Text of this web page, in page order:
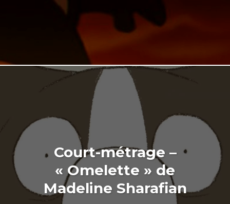
Court-métrage –
« Omelette » de
Madeline Sharafian